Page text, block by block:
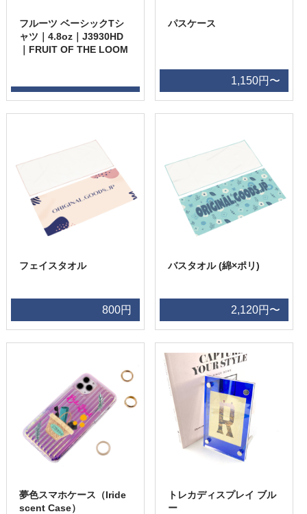
フルーツ ベーシックTシ
ャツ｜4.8oz｜J3930HD
｜FRUIT OF THE LOOM
パスケース
1,150円〜
フェイスタオル
800円
バスタオル (綿×ポリ)
2,120円〜
夢色スマホケース（Iride
scent Case）
トレカディスプレイ ブル
ー